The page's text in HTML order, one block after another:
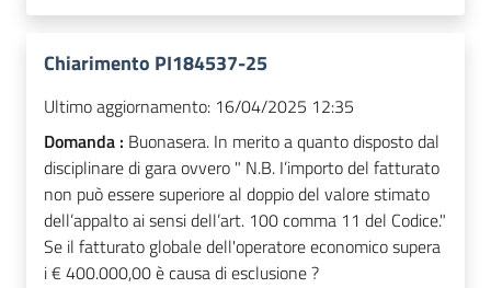
Chiarimento PI184537-25
Ultimo aggiornamento: 16/04/2025 12:35
Domanda : Buonasera. In merito a quanto disposto dal
disciplinare di gara ovvero " N.B. I’importo del fatturato
non può essere superiore al doppio del valore stimato
dell’appalto ai sensi dell’art. 100 comma 11 del Codice."
Se il fatturato globale dell'operatore economico supera
i € 400.000,00 è causa di esclusione ?